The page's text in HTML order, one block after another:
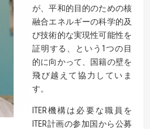
が、平和的目的のための核
融合エネルギーの科学的及
び技術的な実現性可能性を
証明する、という1つの目
的に向かって、国籍の壁を
飛び越えて協力していま
す。
ITER機構は必要な職員を
ITER計画の参加国から公募